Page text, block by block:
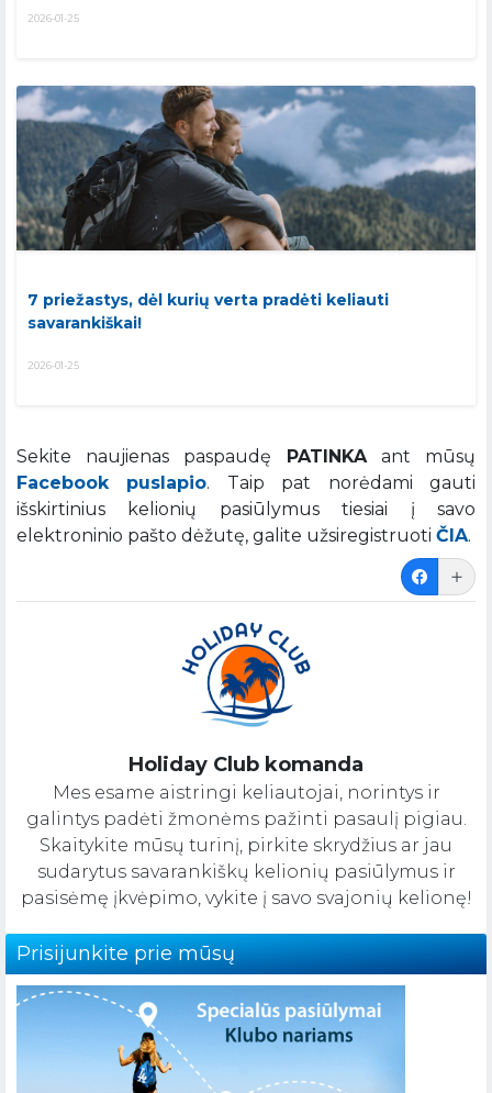
2026-01-25
7 priežastys, dėl kurių verta pradėti keliauti
savarankiškai!
2026-01-25
Sekite naujienas paspaudę PATINKAant mūsų
Facebook puslapio. Taip pat norėdami gauti
išskirtinius kelionių pasiūlymus tiesiai į savo
elektroninio pašto dėžutę, galite užsiregistruoti ČIA.
Holiday Club komanda
Mes esame aistringi keliautojai, norintys ir
galintys padėti žmonėms pažinti pasaulį pigiau.
Skaitykite mūsų turinį, pirkite skrydžius ar jau
sudarytus savarankiškų kelionių pasiūlymus ir
pasisėmę įkvėpimo, vykite į savo svajonių kelionę!
Prisijunkite prie mūsų